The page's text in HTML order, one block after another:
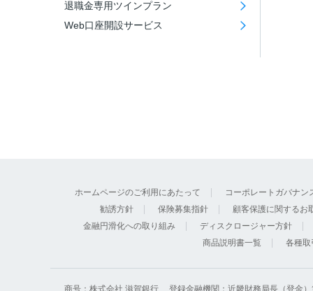
退職金専用ツインプラン
Web口座開設サービス
ホームページのご利用にあたって
コーポレートガバナン
勧誘方針
保険募集指針
顧客保護に関するお
金融円滑化への取り組み
ディスクロージャー方針
商品説明書一覧
各種取
商号：株式会社 滋賀銀行 登録金融機関：近畿財務局長（登金